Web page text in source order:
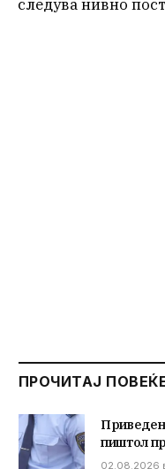
следува нивно
ПРОЧИТАЈ
пиштол
02.08.2026